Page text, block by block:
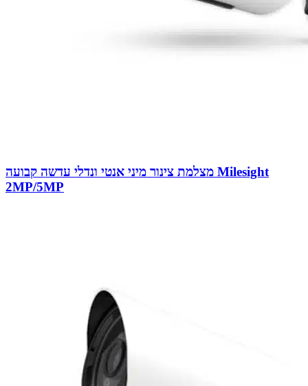
מצלמת צינור מיני אנטי ונדלי עדשה קבועה Milesight
2MP/5MP